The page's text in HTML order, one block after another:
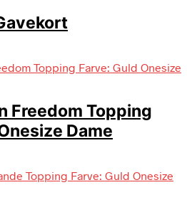
Freedom Topping
Dame